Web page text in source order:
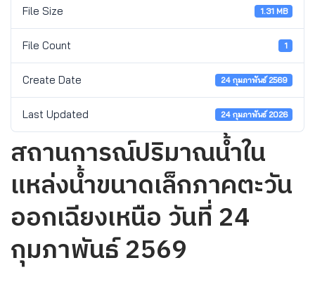
File Size 1.31 MB
File Count 1
Create Date 24 กุมภาพันธ์ 2569
Last Updated 24 กุมภาพันธ์ 2026
สถานการณ์ปริมาณน้ำใน
แหล่งน้ำขนาดเล็กภาคตะวัน
ออกเฉียงเหนือ วันที่ 24
กุมภาพันธ์ 2569